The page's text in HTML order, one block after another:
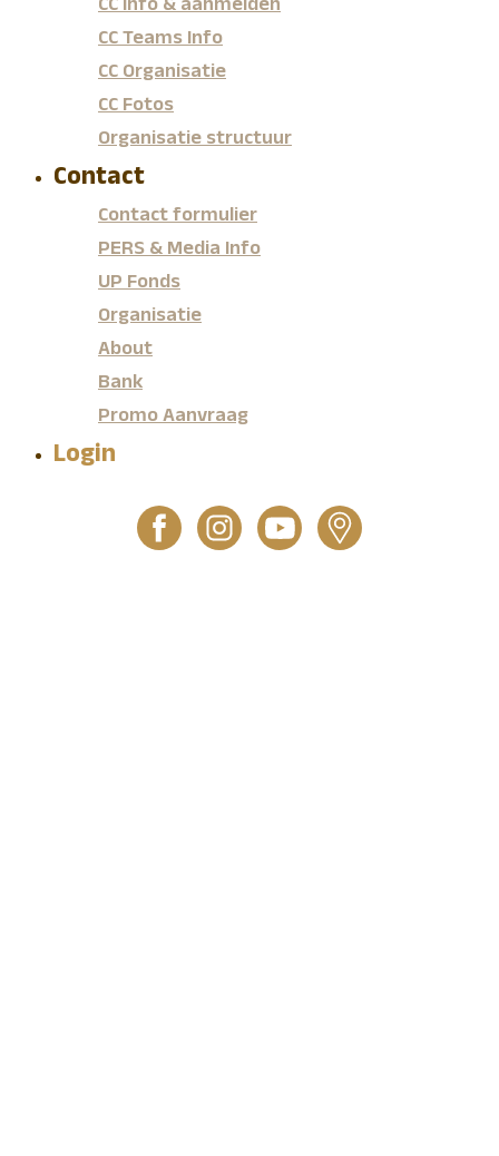
CC Info & aanmelden
CC Teams Info
CC Organisatie
CC Fotos
Organisatie structuur
Contact
Contact formulier
PERS & Media Info
UP Fonds
Organisatie
About
Bank
Promo Aanvraag
Login